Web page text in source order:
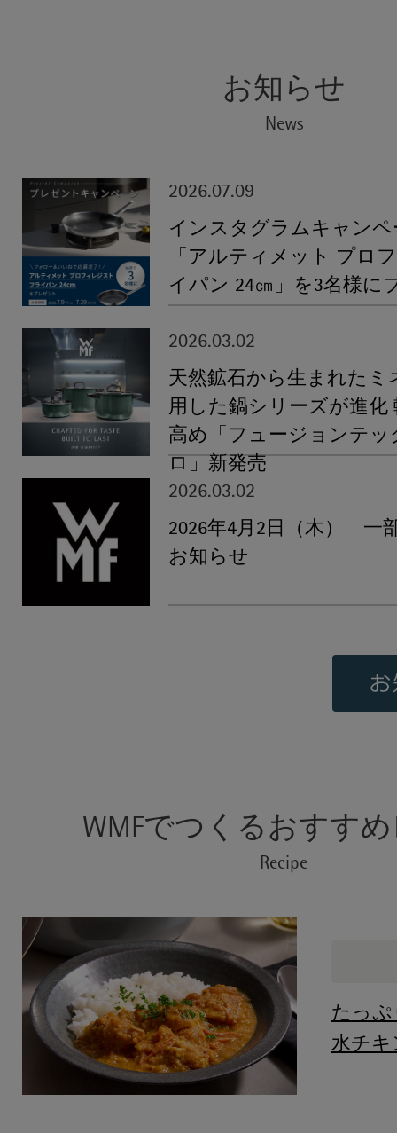
お知らせ
News
2026.07.09
インスタグラムキャンペ
「アルティメット プロ
イパン 24㎝」を3名様に
2026.03.02
天然鉱石から生まれたミ
用した鍋シリーズが進化
高め「フュージョンテ
ロ」新発売
2026.03.02
2026年4月2日（木） 一
お知らせ
WMFでつくるおすす
Recipe
たっ
水チキ